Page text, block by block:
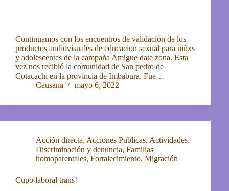
Continuamos con los encuentros de validación de los
productos audiovisuales de educación sexual para niñxs
y adolescentes de la campaña Amigue date zona. Esta
vez nos recibió la comunidad de San pedro de
Cotacachi en la provincia de Imbabura. Fue…
Causana
mayo 6, 2022
Acción directa, Acciones Publicas, Actividades,
Discriminación y denuncia, Familias
homoparentales, Fortalecimiento, Migración
Cupo laboral trans!